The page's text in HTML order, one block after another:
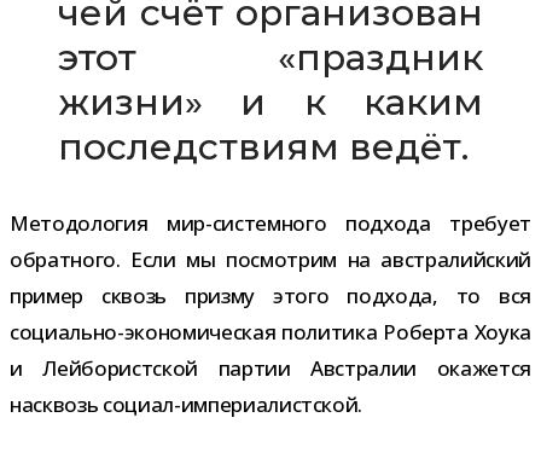
чей счёт орга­ни­зо­ван
этот «празд­ник
жизни» и к каким
послед­ствиям ведёт.
Методология мир-​системного под­хода тре­бует
обрат­ного. Если мы посмот­рим на австра­лий­ский
при­мер сквозь призму этого под­хода, то вся
социально-​экономическая поли­тика Роберта Хоука
и Лейбористской пар­тии Австралии ока­жется
насквозь социал-империалистской.